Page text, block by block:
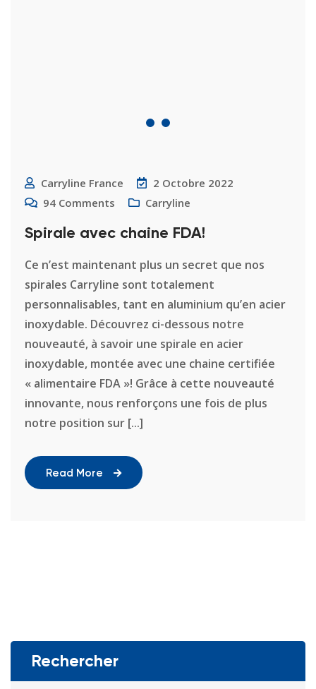
Carryline France
2 Octobre 2022
94 Comments Carryline
Spirale avec chaine FDA!
Ce n’est maintenant plus un secret que nos
spirales Carryline sont totalement
personnalisables, tant en aluminium qu’en acier
inoxydable. Découvrez ci-dessous notre
nouveauté, à savoir une spirale en acier
inoxydable, montée avec une chaine certifiée
« alimentaire FDA »! Grâce à cette nouveauté
innovante, nous renforçons une fois de plus
notre position sur [...]
Read More
Rechercher